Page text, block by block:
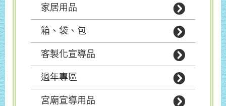
家居用品
箱、袋、包
客製化宣導品
過年專區
宮廟宣導用品